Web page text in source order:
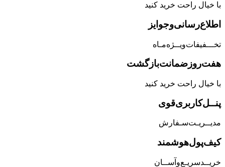
با خیال راحت خرید کنید
اطلاع‌رسانی‌و‌جوایز
تخـــفیفات‌ویــژه‌مـاه
هفت‌روز‌ضمانت‌بازگشت
با خیال راحت خرید کنید
پنــل‌کاربری‌قوی
مدیــریـت‌سـفارش
کیف‌پول‌هوشمند
خریــد‌سریـع‌و‌آســان